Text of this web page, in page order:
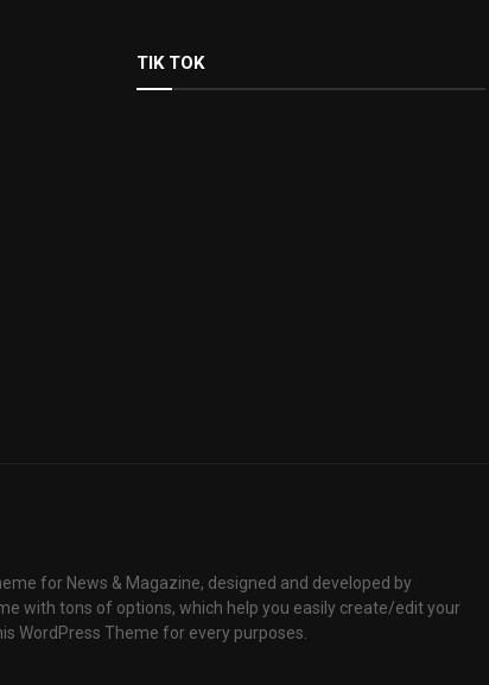
TIK TOK
for News & Magazine, designed and developed by
with tons of options, which help you easily create/edit your
WordPress Theme for every purposes.